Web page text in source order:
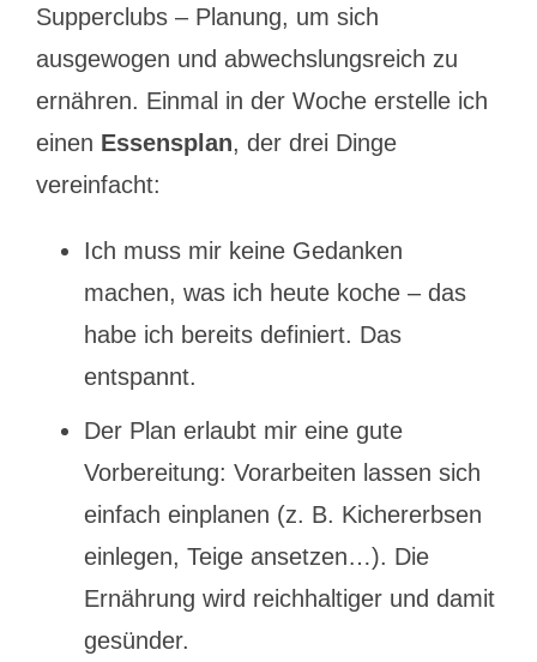
Supperclubs – Planung, um sich
ausgewogen und abwechslungsreich zu
ernähren. Einmal in der Woche erstelle ich
einen Essensplan, der drei Dinge
vereinfacht:
Ich muss mir keine Gedanken
machen, was ich heute koche – das
habe ich bereits definiert. Das
entspannt.
Der Plan erlaubt mir eine gute
Vorbereitung: Vorarbeiten lassen sich
einfach einplanen (z. B. Kichererbsen
einlegen, Teige ansetzen…). Die
Ernährung wird reichhaltiger und damit
gesünder.